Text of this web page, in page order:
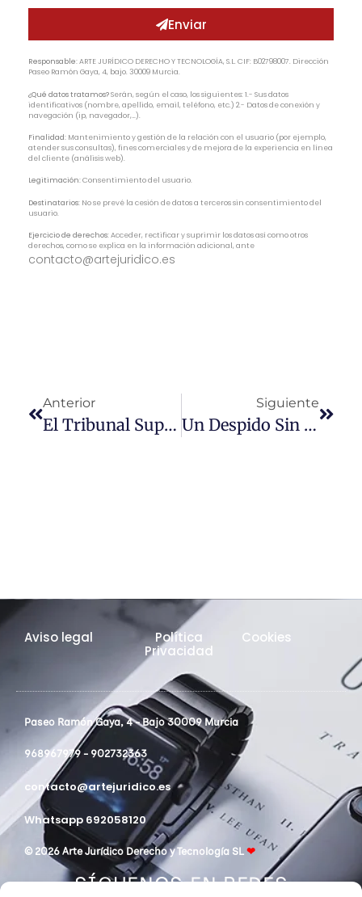
Enviar
Responsable:ARTE JURÍDICO DERECHO Y TECNOLOGÍA, S.L. CIF: B02798007. Dirección
Paseo Ramón Gaya, 4, bajo. 30009 Murcia.
¿Qué datos tratamos?Serán, según el caso, los siguientes: 1.- Sus datos
identificativos (nombre, apellido, email, teléfono, etc.) 2.- Datos de conexión y
navegación (ip, navegador,…).
Finalidad: Mantenimiento y gestión de la relación con el usuario (por ejemplo,
atender sus consultas), fines comerciales y de mejora de la experiencia en línea
del cliente (análisis web).
Legitimación:Consentimiento del usuario.
Destinatarios: No se prevé la cesión de datos a terceros sin consentimiento del
usuario.
Ejercicio de derechos:Acceder, rectificar y suprimir los datos así como otros
derechos, como se explica en la información adicional, ante
contacto@artejuridico.es
Anterior
El Tribunal Supremo Reitera La Ilegalidad De Las Multas Captadas Por El Sistema Foto-Rojo De Los Semáforos
Siguiente
Un Despido Sin Causa Es Improcedente, No Nulo
Aviso legal
Política
Privacidad
Cookies
Paseo Ramón Gaya, 4 - Bajo 30009 Murcia
968967979 - 902732363
contacto@artejuridico.es
Whatsapp 692058120
© 2026 Arte Jurídico Derecho y Tecnología SL ❤
SÍGUENOS EN REDES